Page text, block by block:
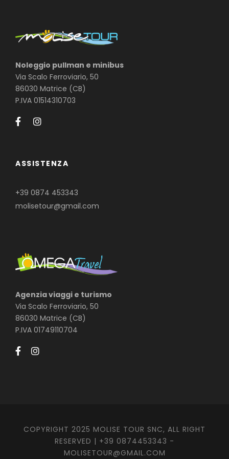
Noleggio pullman e minibus
Via Scalo Ferroviario, 50
86030 Matrice (CB)
P.IVA 01514310703
ASSISTENZA
+39 0874 453343
molisetour@gmail.com
Agenzia viaggi e turismo
Via Scalo Ferroviario, 50
86030 Matrice (CB)
P.IVA 01749110704
COPYRIGHT 2025 MOLISE TOUR SNC, ALL RIGHT
RESERVED | +39 0874453343 -
MOLISETOUR@GMAIL.COM